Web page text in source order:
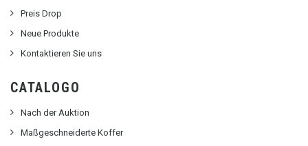
Preis Drop
Neue Produkte
Kontaktieren Sie uns
CATALOGO
Nach der Auktion
Maßgeschneiderte Koffer